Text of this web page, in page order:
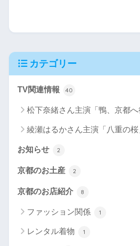
カテゴリー
TV関連情報 40
松下奈緒さん主演「鴨、京都へ
綾瀬はるかさん主演「八重の桜
お知らせ 2
京都のお土産 2
京都のお店紹介 8
ファッション関係 1
レンタル着物 1